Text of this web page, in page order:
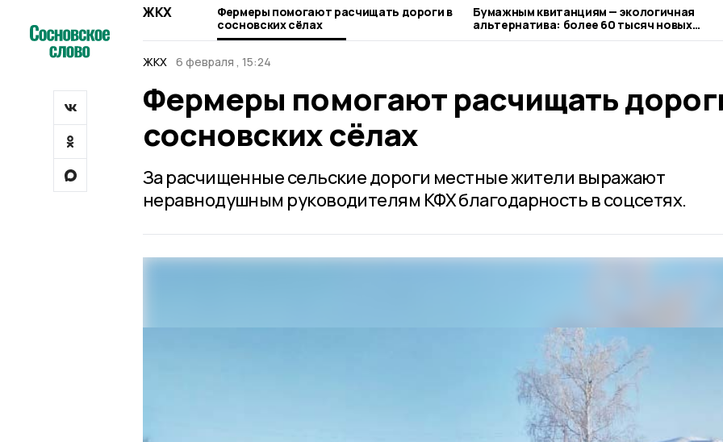
ЖКХ
Фермеры помогают расчищать дороги в
сосновских сёлах
Бумажным квитанциям — экологичная
альтернатива: более 60 тысяч новых
пользователей электронных счетов в
ЖКХ 6 февраля , 15:24
Фермеры помогают расчищать
сосновских сёлах
За расчищенные сельские дороги местные жители выражают
неравнодушным руководителям КФХ благодарность в соцсетях.